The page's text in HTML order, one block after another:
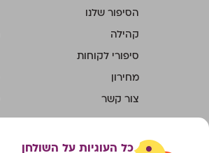
הסיפור שלנו
קהילה
סיפורי לקוחות
מחירון
צור קשר
קריירה
חבר מביא חבר
כל העוגיות על השולחן